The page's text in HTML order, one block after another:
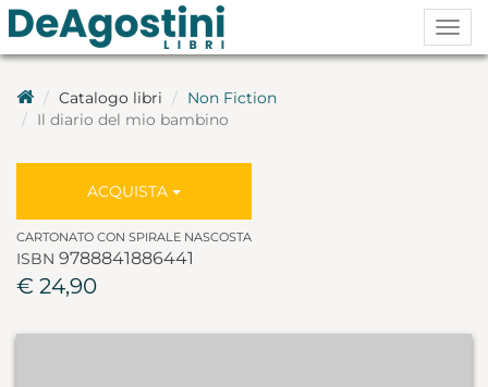
Catalogo libri
Non Fiction
Il diario del mio bambino
ACQUISTA
CARTONATO CON SPIRALE NASCOSTA
ISBN 9788841886441
€ 24,90